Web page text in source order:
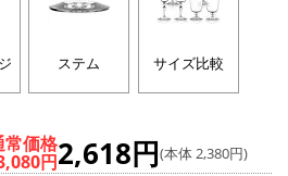
ステム サイズ比較
常価格
円2,618円(本体 2,380円)